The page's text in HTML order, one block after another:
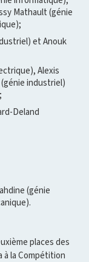
Mathault (génie
et Anouk
Alexis
industriel)
Deland
(génie
places des
à la Compétition